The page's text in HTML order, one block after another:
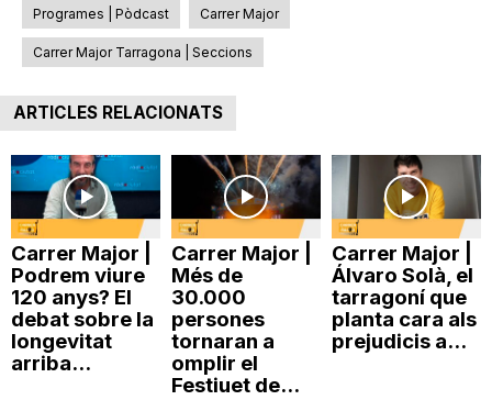
r
g
o
n
a
Programes | Pòdcast Carrer Major
Carrer Major Tarragona | Seccions
ARTICLES RELACIONATS
Carrer Major |
Podrem viure
120 anys? El
debat sobre la
longevitat
arriba...
Carrer Major |
Més de
30.000
persones
tornaran a
omplir el
Festiuet de...
Carrer Major |
Álvaro Solà, el
tarragoní que
planta cara als
prejudicis a...